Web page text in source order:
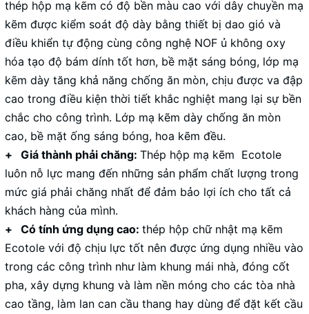
thép hộp mạ kẽm có độ bền màu cao với dây chuyền mạ
kẽm được kiểm soát độ dày bằng thiết bị dao gió và
điều khiển tự động cùng công nghệ NOF ủ không oxy
hóa tạo độ bám dính tốt hơn, bề mặt sáng bóng, lớp mạ
kẽm dày tăng khả năng chống ăn mòn, chịu được va đập
cao trong điều kiện thời tiết khắc nghiệt mang lại sự bền
chắc cho công trình. Lớp mạ kẽm dày chống ăn mòn
cao, bề mặt ống sáng bóng, hoa kẽm đều.
+ Giá thành phải chăng: Thép hộp mạ kẽm Ecotole
luôn nỗ lực mang đến những sản phẩm chất lượng trong
mức giá phải chăng nhất để đảm bảo lợi ích cho tất cả
khách hàng của mình.
+ Có tính ứng dụng cao: thép hộp chữ nhật mạ kẽm
Ecotole với độ chịu lực tốt nên được ứng dụng nhiều vào
trong các công trình như làm khung mái nhà, đóng cốt
pha, xây dựng khung và làm nền móng cho các tòa nhà
cao tầng, làm lan can cầu thang hay dùng để đặt kết cầu